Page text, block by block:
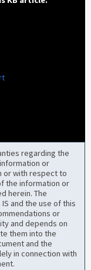
regarding the
or
or with respect to
the information or
herein. The
and the use of this
or
and depends on
them into the
and the
in connection with